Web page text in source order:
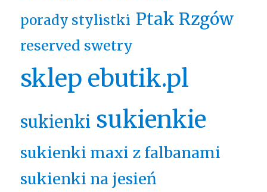
porady stylistki Ptak Rzgów
reserved swetry
sklep ebutik.pl
sukienki sukienkie
sukienki maxi z falbanami
sukienki na jesień